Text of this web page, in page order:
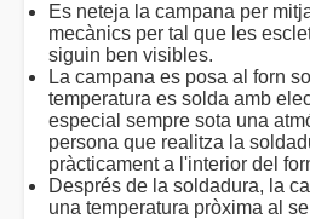
Es neteja la campana per
mecànics per tal que les
siguin ben visibles.
La campana es posa al forn
temperatura es solda amb
especial sempre sota una
persona que realitza la
pràcticament a l'interior del
Després de la soldadura, la
una temperatura pròxima al